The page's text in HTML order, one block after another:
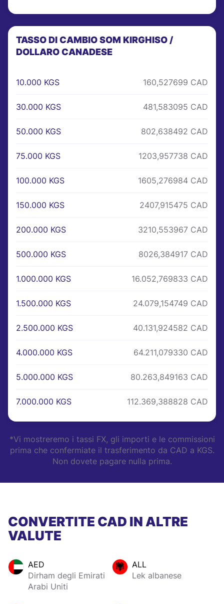
TASSO DI CAMBIO SOM KIRGHISO /
DOLLARO CANADESE
10.000 KGS 160,527699 CAD
30.000 KGS 481,583095 CAD
50.000 KGS 802,638492 CAD
75.000 KGS 1203,957738 CAD
100.000 KGS 1605,276984 CAD
150.000 KGS 2407,915475 CAD
200.000 KGS 3210,553967 CAD
500.000 KGS 8026,384917 CAD
1.000.000 KGS 16.052,769833 CAD
1.500.000 KGS 24.079,154749 CAD
2.500.000 KGS 40.131,924582 CAD
4.000.000 KGS 64.211,079330 CAD
5.000.000 KGS 80.263,849163 CAD
7.000.000 KGS 112.369,388828 CAD
*Vi mostreremo i tassi FX, gli importi e le commissioni
prima che confermiate il trasferimento da CAD a KGS.
Non dovete pagare nulla prima.
CONVERTITE CAD IN ALTRE
VALUTE
AED
Dirham degli Emirati
Arabi Uniti
ALL
Lek albanese